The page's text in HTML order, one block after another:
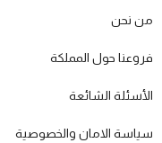
من نحن
فروعنا حول المملكة
الأسئلة الشائعة
سياسة الامان والخصوصية